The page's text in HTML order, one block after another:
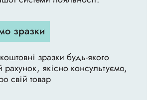
зразки
зразки будь-якого
рахунок, якісно консультуємо,
свій товар